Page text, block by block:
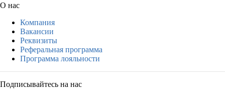
О нас
Компания
Вакансии
Реквизиты
Реферальная программа
Программа лояльности
Подписывайтесь на нас